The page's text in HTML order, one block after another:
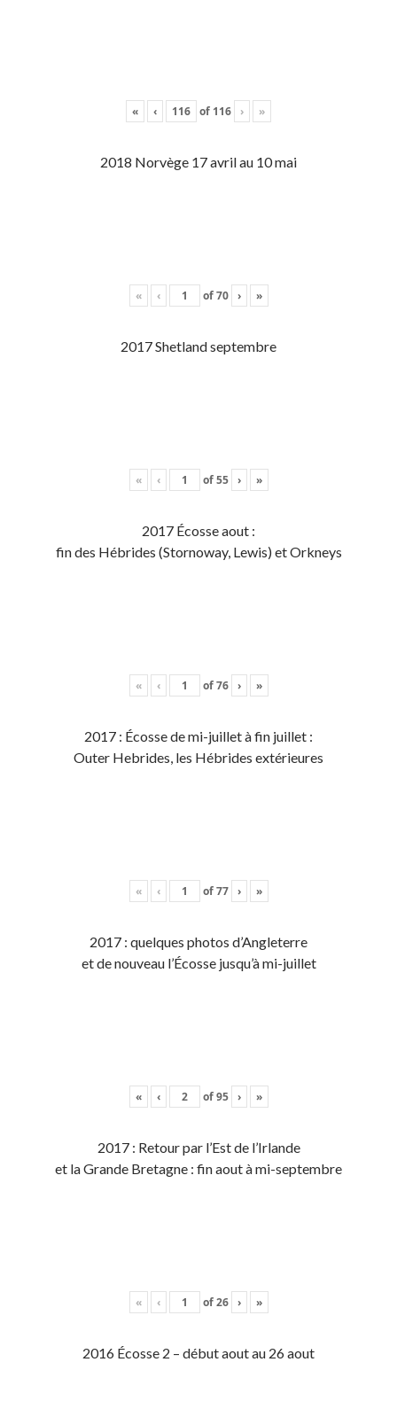
« ‹ of 116 › »
2018 Norvège 17 avril au 10 mai
« ‹ of70 › »
2017 Shetland septembre
« ‹ of55 › »
2017 Écosse aout :
fin des Hébrides (Stornoway, Lewis) et Orkneys
« ‹ of76 › »
2017 : Écosse de mi-juillet à fin juillet :
Outer Hebrides, les Hébrides extérieures
« ‹ of77 › »
2017 : quelques photos d’Angleterre
et de nouveau l’Écosse jusqu’à mi-juillet
« ‹ of95 › »
2017 : Retour par l’Est de l’Irlande
et la Grande Bretagne : fin aout à mi-septembre
« ‹ of26 › »
2016 Écosse 2 – début aout au 26 aout